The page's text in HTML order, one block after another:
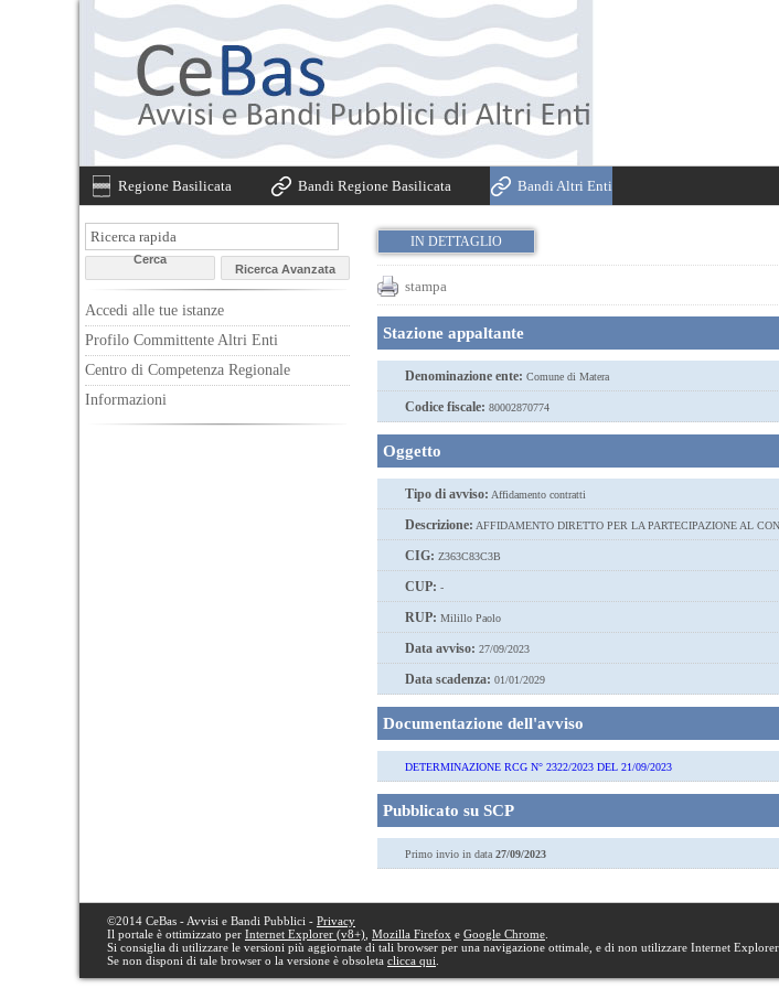
Regione Basilicata Bandi Regione Basilicata Bandi Altri Enti
Accedi alle tue istanze
Profilo Committente Altri Enti
Centro di Competenza Regionale
Informazioni
IN DETTAGLIO
stampa
Stazione appaltante
Denominazione ente: Comune di Matera
Codice fiscale: 80002870774
Oggetto
Tipo di avviso: Affidamento contratti
Descrizione: AFFIDAMENTO DIRETTO PER LA PARTECIPAZIONE AL
CIG: Z363C83C3B
CUP: -
RUP: Milillo Paolo
Data avviso: 27/09/2023
Data scadenza: 01/01/2029
Documentazione dell'avviso
DETERMINAZIONE RCG N° 2322/2023 DEL 21/09/2023
Pubblicato su SCP
Primo invio in data 27/09/2023
©2014 CeBas - Avvisi e Bandi Pubblici - Privacy
Il portale è ottimizzato per Internet Explorer (v8+) Mozilla Firefox e Google Chrome
Si consiglia di utilizzare le versioni più aggiornate di tali browser per una navigazione ottimale, e di non utilizzare Internet
Se non disponi di tale browser o la versione è obsoleta clicca qui